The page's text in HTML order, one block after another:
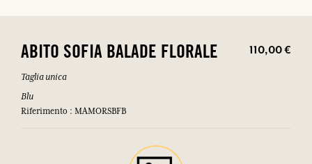
ABITO SOFIA BALADE FLORALE 110,00 €
Taglia unica
Blu
Riferimento : MAMORSBFB